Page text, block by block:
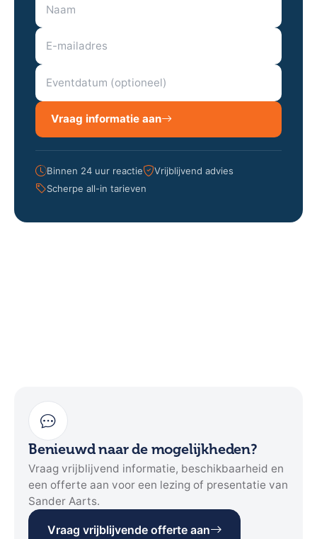
Vraag informatie aan
Binnen 24 uur reactie
Vrijblijvend advies
Scherpe all-in tarieven
Benieuwd naar de mogelijkheden?
Vraag vrijblijvend informatie, beschikbaarheid en
een offerte aan voor een lezing of presentatie van
Sander Aarts.
Vraag vrijblijvende offerte aan